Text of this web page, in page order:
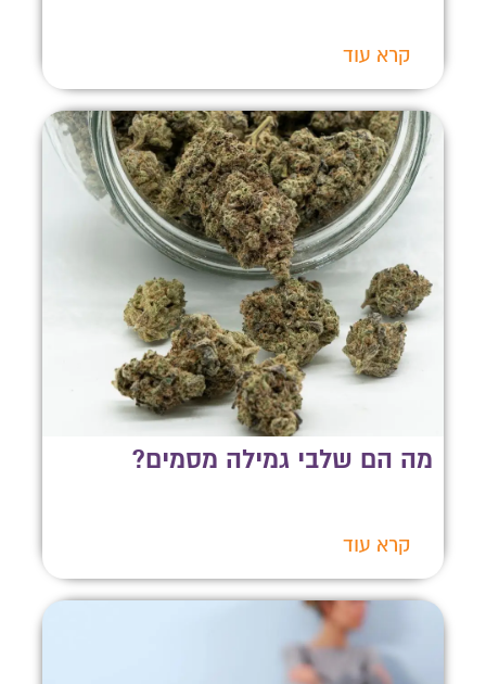
קרא עוד
מה הם שלבי גמילה מסמים?
קרא עוד